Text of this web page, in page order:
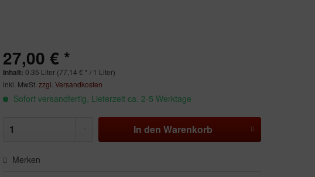
27,00 € *
Inhalt:0.35 Liter (77,14 € * / 1 Liter)
inkl. MwSt.zzgl. Versandkosten
Sofort versandfertig, Lieferzeit ca. 2-5 Werktage
In den Warenkorb
Merken